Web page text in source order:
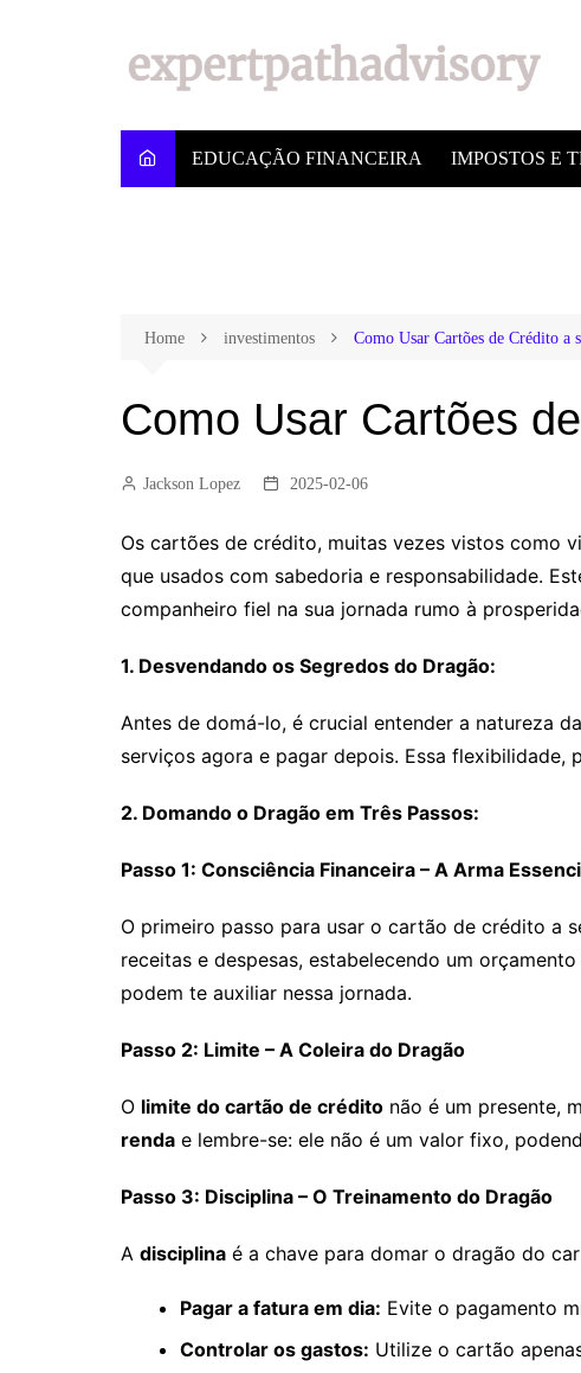
EDUCAÇÃO FINANCEIRA IMPOSTOS E
Home investimentos Como Usar Cartões de Crédito a
Como Usar Cartões
Jackson Lopez 2025-02-06
Os cartões de crédito, muitas vezes vistos como
que usados com sabedoria e responsabilidade.
companheiro fiel na sua jornada rumo à
1. Desvendando os Segredos do Dragão:
Antes de domá-lo, é crucial entender a natureza
serviços agora e pagar depois. Essa flexibilidade,
2. Domando o Dragão em Três Passos:
Passo 1: Consciência Financeira – A Arma
O primeiro passo para usar o cartão de crédito a
receitas e despesas, estabelecendo um
podem te auxiliar nessa jornada.
Passo 2: Limite – A Coleira do Dragão
O limite do cartão de crédito não é um presente,
renda e lembre-se: ele não é um valor fixo,
Passo 3: Disciplina – O Treinamento do Dragão
A disciplina é a chave para domar o dragão do
Pagar a fatura em dia: Evite o pagamento
Controlar os gastos: Utilize o cartão